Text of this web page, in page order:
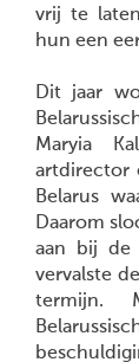
vrij te
hun een
Dit jaar
Maryia
artdirector
Belarus
Daarom
aan bij de
vervalste
termijn.